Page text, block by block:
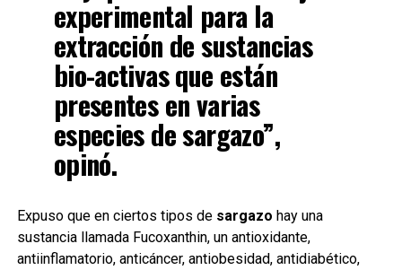
experimental para la
extracción de sustancias
bio-activas que están
presentes en varias
especies de sargazo”,
opinó.
Expuso que en ciertos tipos de sargazo hay una
sustancia llamada Fucoxanthin, un antioxidante,
antiinflamatorio, anticáncer, antiobesidad, antidiabético,